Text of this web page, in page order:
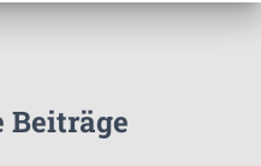
Beiträge